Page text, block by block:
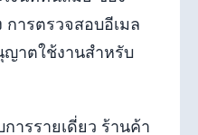
ารตรวจสอบอีเมล
ญาตใช้งานสำหรับ
ารรายเดี่ยว ร้านค้า